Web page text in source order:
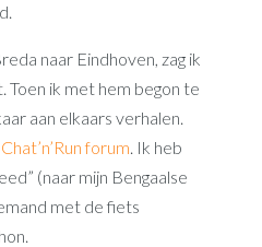
naar Eindhoven, zag ik
Toen ik met hem begon te
aan elkaars verhalen.
Chat’n’Run forum. Ik heb
(naar mijn Bengaalse
met de fiets